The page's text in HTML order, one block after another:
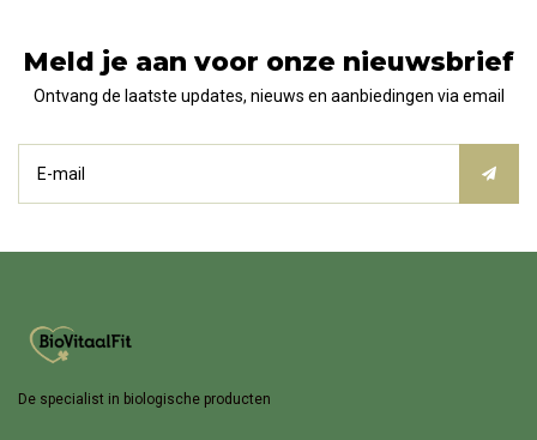
Meld je aan voor onze nieuwsbrief
Ontvang de laatste updates, nieuws en aanbiedingen via email
De specialist in biologische producten